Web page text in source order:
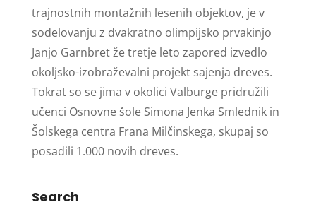
trajnostnih montažnih lesenih objektov, je v
sodelovanju z dvakratno olimpijsko prvakinjo
Janjo Garnbret že tretje leto zapored izvedlo
okoljsko-izobraževalni projekt sajenja dreves.
Tokrat so se jima v okolici Valburge pridružili
učenci Osnovne šole Simona Jenka Smlednik in
Šolskega centra Frana Milčinskega, skupaj so
posadili 1.000 novih dreves.
Search